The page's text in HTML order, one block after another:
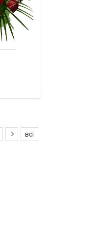
всі